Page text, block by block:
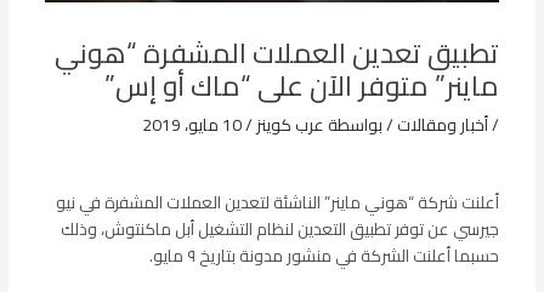
تطبيق تعدين العملات المشفرة “هوني
ماينر” متوفر الآن على “ماك أو إس”
/أخبار ومقالات/ بواسطةعرب كوينز/10 مايو، 2019
أعلنت شركة “هوني ماينر” الناشئة لتعدين العملات المشفرة في نيو
جيرسي عن توفر تطبيق التعدين لنظام التشغيل أبل ماكنتوش، وذلك
حسبما أعلنت الشركة في منشور مدونة بتاريخ ٩ مايو.